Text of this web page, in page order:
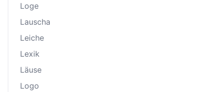
Loge
Lauscha
Leiche
Lexik
Läuse
Logo